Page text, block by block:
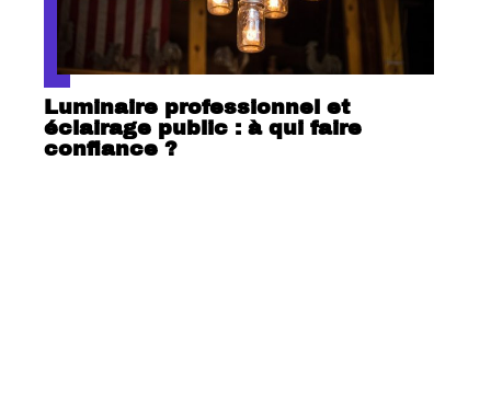
Luminaire professionnel et
éclairage public : à qui faire
confiance ?